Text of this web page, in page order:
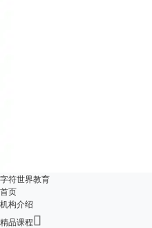
字符世界教育
首页
机构介绍
精品课程